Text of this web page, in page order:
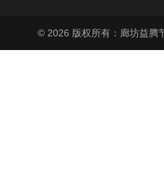
© 2026 版权所有：廊坊益